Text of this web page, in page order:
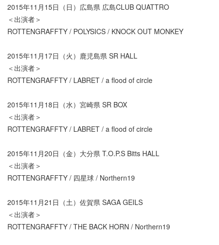
2015年11月15日（日）広島県 広島CLUB QUATTRO
＜出演者＞
ROTTENGRAFFTY / POLYSICS / KNOCK OUT MONKEY
2015年11月17日（火）鹿児島県 SR HALL
＜出演者＞
ROTTENGRAFFTY / LABRET / a flood of circle
2015年11月18日（水）宮崎県 SR BOX
＜出演者＞
ROTTENGRAFFTY / LABRET / a flood of circle
2015年11月20日（金）大分県 T.O.P.S Bitts HALL
＜出演者＞
ROTTENGRAFFTY / 四星球 / Northern19
2015年11月21日（土）佐賀県 SAGA GEILS
＜出演者＞
ROTTENGRAFFTY / THE BACK HORN / Northern19